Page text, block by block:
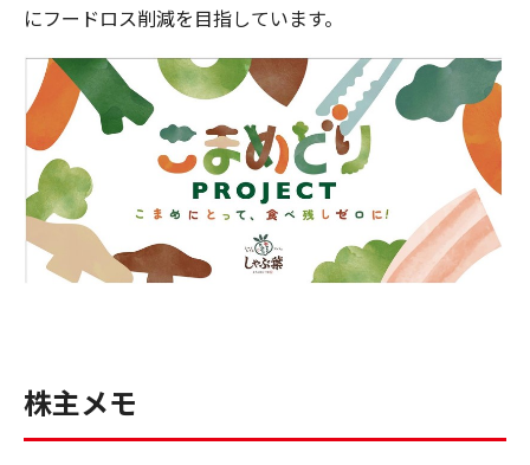
にフードロス削減を目指しています。
株主メモ